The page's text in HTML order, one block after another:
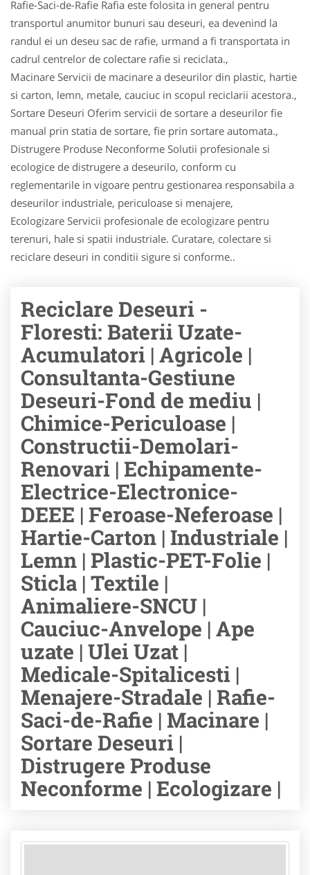
Rafie-Saci-de-Rafie Rafia este folosita in general pentru
transportul anumitor bunuri sau deseuri, ea devenind la
randul ei un deseu sac de rafie, urmand a fi transportata in
cadrul centrelor de colectare rafie si reciclata.,
Macinare Servicii de macinare a deseurilor din plastic, hartie
si carton, lemn, metale, cauciuc in scopul reciclarii acestora.,
Sortare Deseuri Oferim servicii de sortare a deseurilor fie
manual prin statia de sortare, fie prin sortare automata.,
Distrugere Produse Neconforme Solutii profesionale si
ecologice de distrugere a deseurilo, conform cu
reglementarile in vigoare pentru gestionarea responsabila a
deseurilor industriale, periculoase si menajere,
Ecologizare Servicii profesionale de ecologizare pentru
terenuri, hale si spatii industriale. Curatare, colectare si
reciclare deseuri in conditii sigure si conforme..
Reciclare Deseuri -
Floresti: Baterii Uzate-
Acumulatori | Agricole |
Consultanta-Gestiune
Deseuri-Fond de mediu |
Chimice-Periculoase |
Constructii-Demolari-
Renovari | Echipamente-
Electrice-Electronice-
DEEE | Feroase-Neferoase |
Hartie-Carton | Industriale |
Lemn | Plastic-PET-Folie |
Sticla | Textile |
Animaliere-SNCU |
Cauciuc-Anvelope | Ape
uzate | Ulei Uzat |
Medicale-Spitalicesti |
Menajere-Stradale | Rafie-
Saci-de-Rafie | Macinare |
Sortare Deseuri |
Distrugere Produse
Neconforme | Ecologizare |